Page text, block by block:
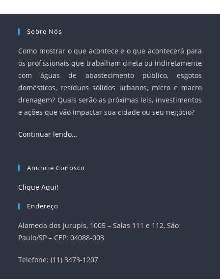
Sobre Nós
Como mostrar o que acontece e o que acontecerá para
os profissionais que trabalham direta ou indiretamente
com águas de abastecimento público, esgotos
domésticos, resíduos sólidos urbanos, micro e macro
drenagem? Quais serão as próximas leis, investimentos
e ações que vão impactar sua cidade ou seu negócio?
Continuar lendo…
Anuncie Conosco
Clique Aqui!
Endereço
Alameda dos Jurupis, 1005 – Salas 111 e 112, São
Paulo/SP – CEP: 04088-003
Telefone: (11) 3473-1207